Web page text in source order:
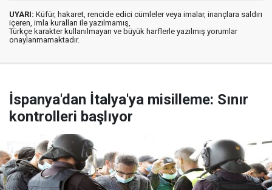
UYARI: Küfür, hakaret, rencide edici cümleler veya imalar, inançlara saldırı
içeren, imla kuralları ile yazılmamış,
Türkçe karakter kullanılmayan ve büyük harflerle yazılmış yorumlar
onaylanmamaktadır.
İspanya'dan İtalya'ya misilleme: Sınır
kontrolleri başlıyor